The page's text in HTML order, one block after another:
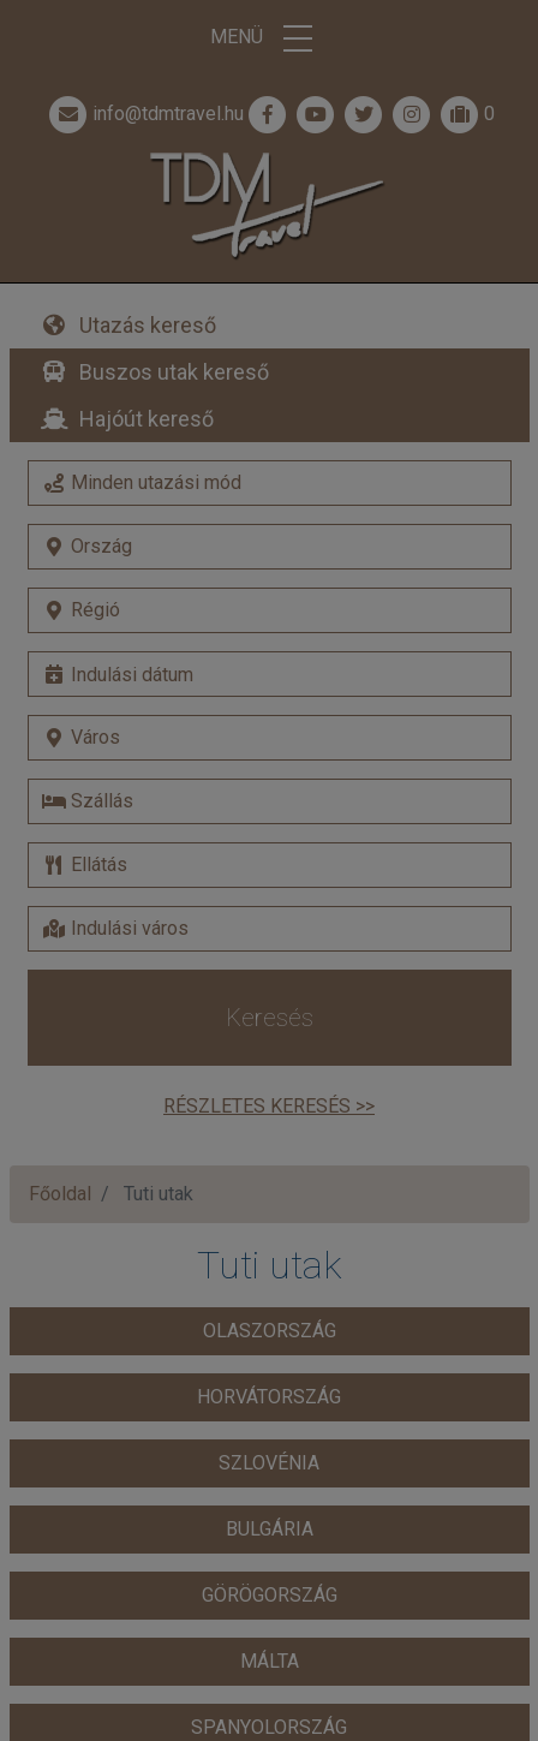
MENÜ
info@tdmtravel.hu 0
Utazás kereső
Buszos utak kereső
Hajóút kereső
Keresés
RÉSZLETES KERESÉS >>
Főoldal Tuti utak
Tuti utak
OLASZORSZÁG
HORVÁTORSZÁG
SZLOVÉNIA
BULGÁRIA
GÖRÖGORSZÁG
MÁLTA
SPANYOLORSZÁG